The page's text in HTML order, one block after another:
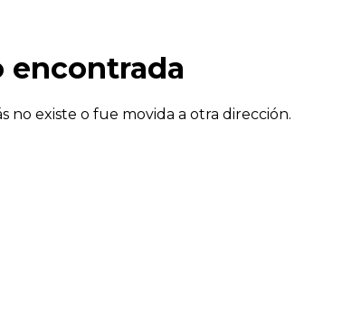
encontrada
no existe o fue movida a otra dirección.